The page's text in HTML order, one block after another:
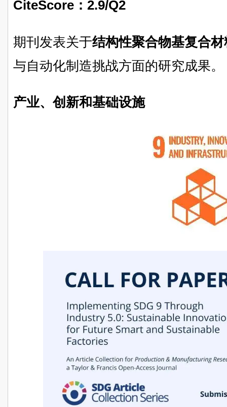
CiteScore： 2.9/Q2
期刊发表关于结构性聚合物基复合
与自动化制造挑战方面的研究成果。
产业、创新和基础设施